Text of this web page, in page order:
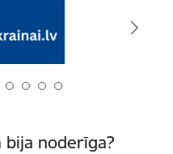
noderīga?